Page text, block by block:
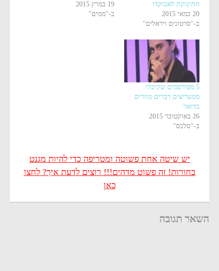
התינוקת לאבוקדו
20 במאי 2015
ב-"סרטונים ויראלים"
19 במרץ 2015
ב-"ממים"
5 מפורסמים שקיבלו
ממעריצים דברים מוזרים
בדואר
26 באוקטובר 2015
ב-"סלבס"
יש שיטה אחת פשוטה ומטריפה כדי להיות מגנט
בחורות! זה פשוט מדהים!!! רוצים לדעת איך? לחצו
כאן
השאר תגובה